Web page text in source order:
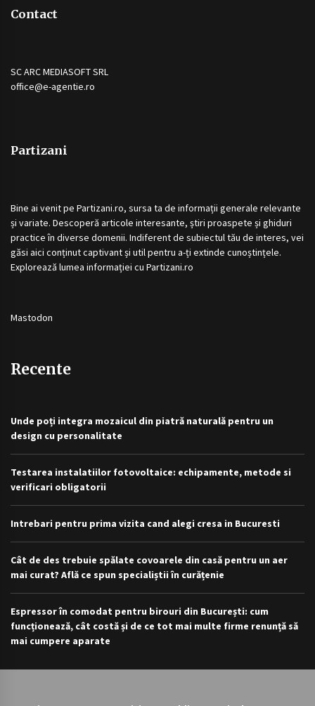
Contact
SC ARC MEDIASOFT SRL
office@e-agentie.ro
Partizani
Bine ai venit pe Partizani.ro, sursa ta de informații generale relevante
și variate. Descoperă articole interesante, știri proaspete și ghiduri
practice în diverse domenii. Indiferent de subiectul tău de interes, vei
găsi aici conținut captivant și util pentru a-ți extinde cunoștințele.
Explorează lumea informației cu Partizani.ro
Mastodon
Recente
Unde poți integra mozaicul din piatră naturală pentru un
design cu personalitate
Testarea instalatiilor fotovoltaice: echipamente, metode si
verificari obligatorii
Intrebari pentru prima vizita cand alegi cresa in Bucuresti
Cât de des trebuie spălate covoarele din casă pentru un aer
mai curat? Află ce spun specialiștii în curățenie
Espressor în comodat pentru birouri din București: cum
funcționează, cât costă și de ce tot mai multe firme renunță să
mai cumpere aparate